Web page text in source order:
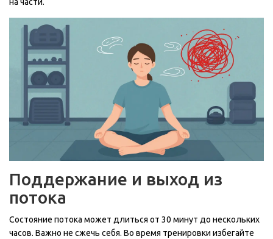
на части.
Поддержание и выход из
потока
Состояние потока может длиться от 30 минут до нескольких
часов. Важно не сжечь себя. Во время тренировки избегайте